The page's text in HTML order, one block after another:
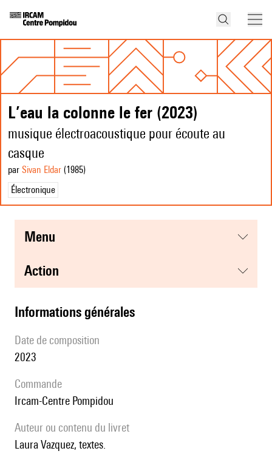
L’eau la colonne le fer (2023)
musique électroacoustique pour écoute au
casque
par Sivan Eldar (1985)
Électronique
menu
action
informations générales
date de composition
2023
Commande
Ircam-Centre Pompidou
Auteur ou contenu du livret
Laura Vazquez, textes.